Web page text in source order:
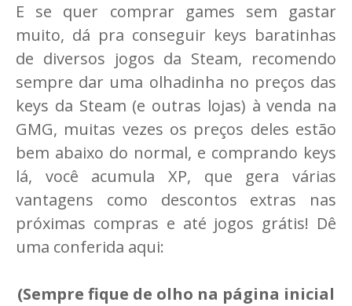
E se quer comprar games sem gastar
muito, dá pra conseguir keys baratinhas
de diversos jogos da Steam, recomendo
sempre dar uma olhadinha no preços das
keys da Steam (e outras lojas) à venda na
GMG, muitas vezes os preços deles estão
bem abaixo do normal, e comprando keys
lá, você acumula XP, que gera várias
vantagens como descontos extras nas
próximas compras e até jogos grátis! Dê
uma conferida aqui:
(Sempre fique de olho na página inicial